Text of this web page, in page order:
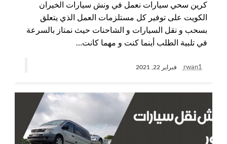
كرين سحي سيارات نعمل في ونش سيارات الخيران
الكويت على توفير كل مستلزمات العمل الذي يتعلق
بسحب و نقل السيارات و الشاحنات حيث نمتاز بالسرعة
في تلبية الطلب أينما كنت و مهما كانت…
rwan1 فبراير 22, 2021